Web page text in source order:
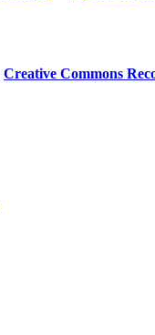
Creative Commons